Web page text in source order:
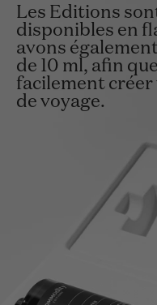
Les Editions
disponibles en
avons
de 10 ml, afin
facilement
de voyage.